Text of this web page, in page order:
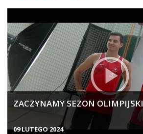
ZACZYNAMY SEZON OLIMPIJSKI
09 LUTEGO 2024